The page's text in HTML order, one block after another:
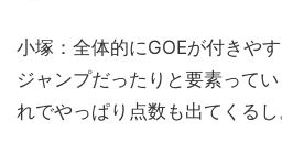
小塚：全体的にGOEが付きや
ジャンプだったりと要素って
れでやっぱり点数も出てくるし